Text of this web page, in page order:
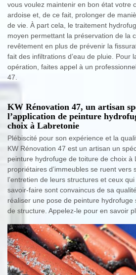
vous voulez maintenir en bon état votre
ardoise et, de ce fait, prolonger de
de vie. À part cela, le traitement
moyen permettant la préservation de la
revêtement en plus de prévenir la
fait des infiltrations d’eau de pluie. Pour
opération, faites appel à un
47.
KW Rénovation 47, un artisan
l’application de peinture
choix à Labretonie
Plébiscité pour son expérience et la
KW Rénovation 47 est un artisan un
peinture hydrofuge de toiture de choix à
propriétaires d’immeubles se ruent vers
l’entretien de leurs structures et ceux
savoir-faire sont convaincus de sa
réaliser une pose de peinture hydrofuge
de structure. Appelez-le pour en savoir